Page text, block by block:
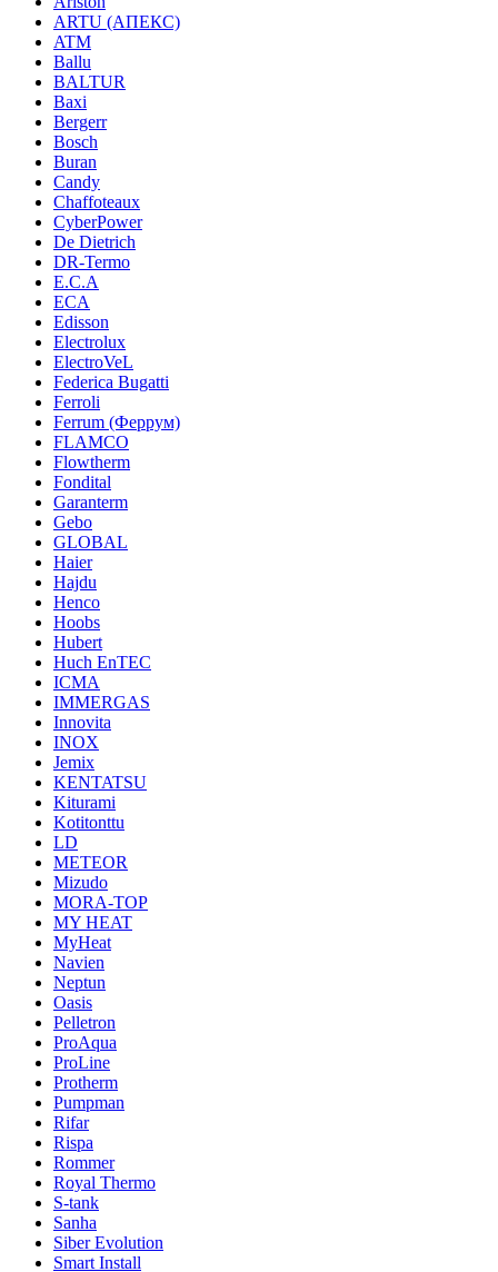
ARTU (АПЕКС)
ATM
Ballu
BALTUR
Baxi
Bergerr
Bosch
Buran
Candy
Chaffoteaux
CyberPower
De Dietrich
DR-Termo
E.C.A
ECA
Edisson
Electrolux
ElectroVeL
Federica Bugatti
Ferroli
Ferrum (Феррум)
FLAMCO
Flowtherm
Fondital
Garanterm
Gebo
GLOBAL
Haier
Hajdu
Henco
Hoobs
Hubert
Huch EnTEC
ICMA
IMMERGAS
Innovita
INOX
Jemix
KENTATSU
Kiturami
Kotitonttu
LD
METEOR
Mizudo
MORA-TOP
MY HEAT
MyHeat
Navien
Neptun
Oasis
Pelletron
ProAqua
ProLine
Protherm
Pumpman
Rifar
Rispa
Rommer
Royal Thermo
S-tank
Sanha
Siber Evolution
Smart Install